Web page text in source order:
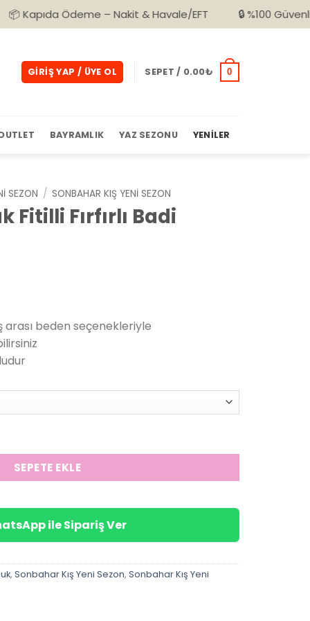
Ödeme – Nakit & Havale/EFT 🔒 %100 Güvenli Alışveriş
GIRIŞ YAP / ÜYE OL SEPET / 0.00₺ 0
BAYRAMLIK YAZ SEZONU YENILER
SEZON / SONBAHAR KIŞ YENI SEZON
Fitilli Fırfırlı Badi
beden seçenekleriyle
SEPETE EKLE
ile Sipariş Ver
, Sonbahar Kış Yeni Sezon, Sonbahar Kış Yeni